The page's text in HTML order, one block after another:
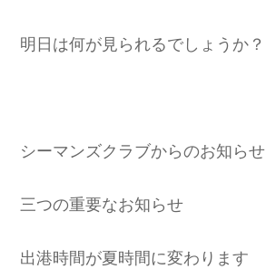
明日は何が見られるでしょうか？
シーマンズクラブからのお知らせ
三つの重要なお知らせ
出港時間が夏時間に変わります